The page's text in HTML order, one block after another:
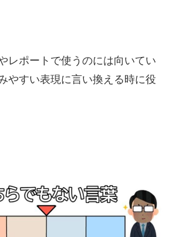
レポートで使うのには向いてい
やすい表現に言い換える時に役